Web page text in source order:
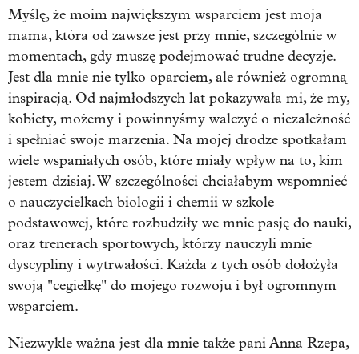
Myślę, że moim największym wsparciem jest moja
mama, która od zawsze jest przy mnie, szczególnie w
momentach, gdy muszę podejmować trudne decyzje.
Jest dla mnie nie tylko oparciem, ale również ogromną
inspiracją. Od najmłodszych lat pokazywała mi, że my,
kobiety, możemy i powinnyśmy walczyć o niezależność
i spełniać swoje marzenia. Na mojej drodze spotkałam
wiele wspaniałych osób, które miały wpływ na to, kim
jestem dzisiaj. W szczególności chciałabym wspomnieć
o nauczycielkach biologii i chemii w szkole
podstawowej, które rozbudziły we mnie pasję do nauki,
oraz trenerach sportowych, którzy nauczyli mnie
dyscypliny i wytrwałości. Każda z tych osób dołożyła
swoją "cegiełkę" do mojego rozwoju i był ogromnym
wsparciem.
Niezwykle ważna jest dla mnie także pani Anna Rzepa,